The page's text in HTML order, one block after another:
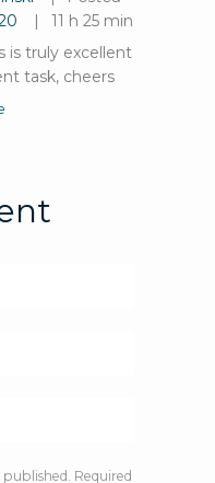
11 h 25 min
is truly excellent
task, cheers
Required